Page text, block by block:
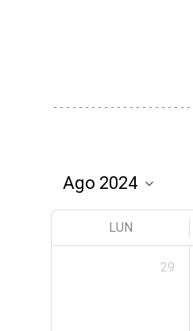
LUN
29